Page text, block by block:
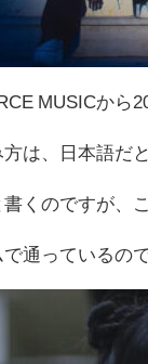
MUSICから
は、日本語だと
くのですが、
通っているの